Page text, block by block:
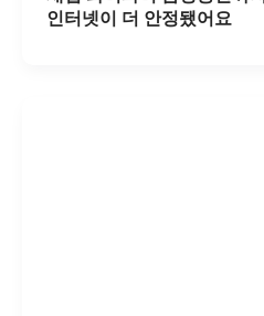
인터넷이 더 안정됐어요